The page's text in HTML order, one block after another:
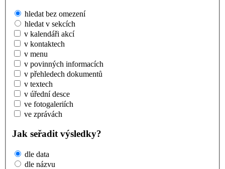
hledat bez omezení
hledat v sekcích
v kalendáři akcí
v kontaktech
v menu
v povinných informacích
v přehledech dokumentů
v textech
v úřední desce
ve fotogaleriích
ve zprávách
Jak seřadit výsledky?
dle data
dle názvu